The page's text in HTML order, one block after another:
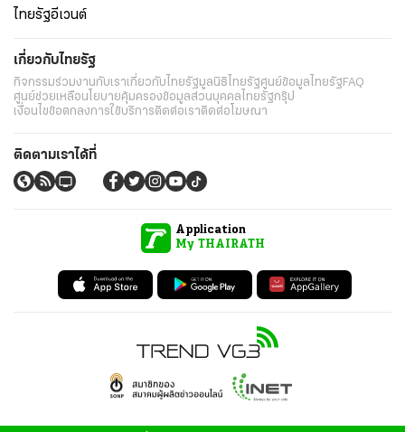
ไทยรัฐอีเวนต์
เกี่ยวกับไทยรัฐ
กิจกรรมร่วมงานกับเราเกี่ยวกับไทยรัฐมูลนิธิไทยรัฐศูนย์ข้อมูลไทยรัฐFAQ
ศูนย์ช่วยเหลือนโยบายคุ้มครองข้อมูลส่วนบุคคลไทยรัฐกรุ๊ป
เงื่อนไขข้อตกลงการใช้บริการติดต่อเราติดต่อโฆษณา
ติดตามเราได้ที่
Application
My THAIRATH